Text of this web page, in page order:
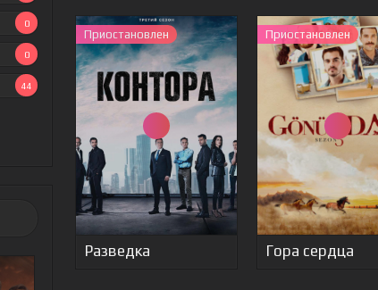
0
0
44
Приостановлен
Разведка
Приостановлен
Гора сердца